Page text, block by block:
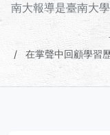
南大報導是臺南大
在掌聲中回顧學習